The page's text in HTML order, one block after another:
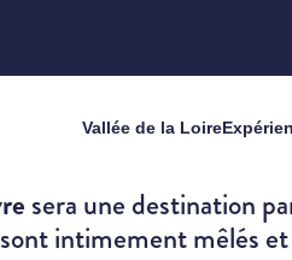
Vallée de la Loire
sera une destination
intimement mêlés